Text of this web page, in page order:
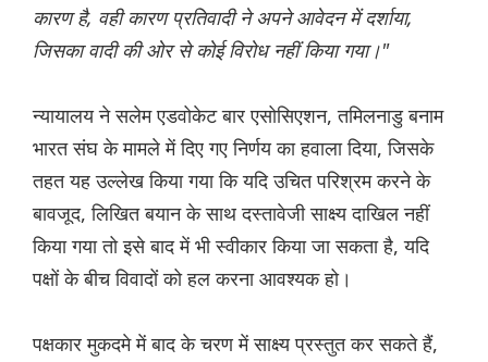
कारण है, वही कारण प्रतिवादी ने अपने आवेदन में दर्शाया,
जिसका वादी की ओर से कोई विरोध नहीं किया गया।"
न्यायालय ने सलेम एडवोकेट बार एसोसिएशन, तमिलनाडु बनाम
भारत संघ के मामले में दिए गए निर्णय का हवाला दिया, जिसके
तहत यह उल्लेख किया गया कि यदि उचित परिश्रम करने के
बावजूद, लिखित बयान के साथ दस्तावेजी साक्ष्य दाखिल नहीं
किया गया तो इसे बाद में भी स्वीकार किया जा सकता है, यदि
पक्षों के बीच विवादों को हल करना आवश्यक हो।
पक्षकार मुकदमे में बाद के चरण में साक्ष्य प्रस्तुत कर सकते हैं,